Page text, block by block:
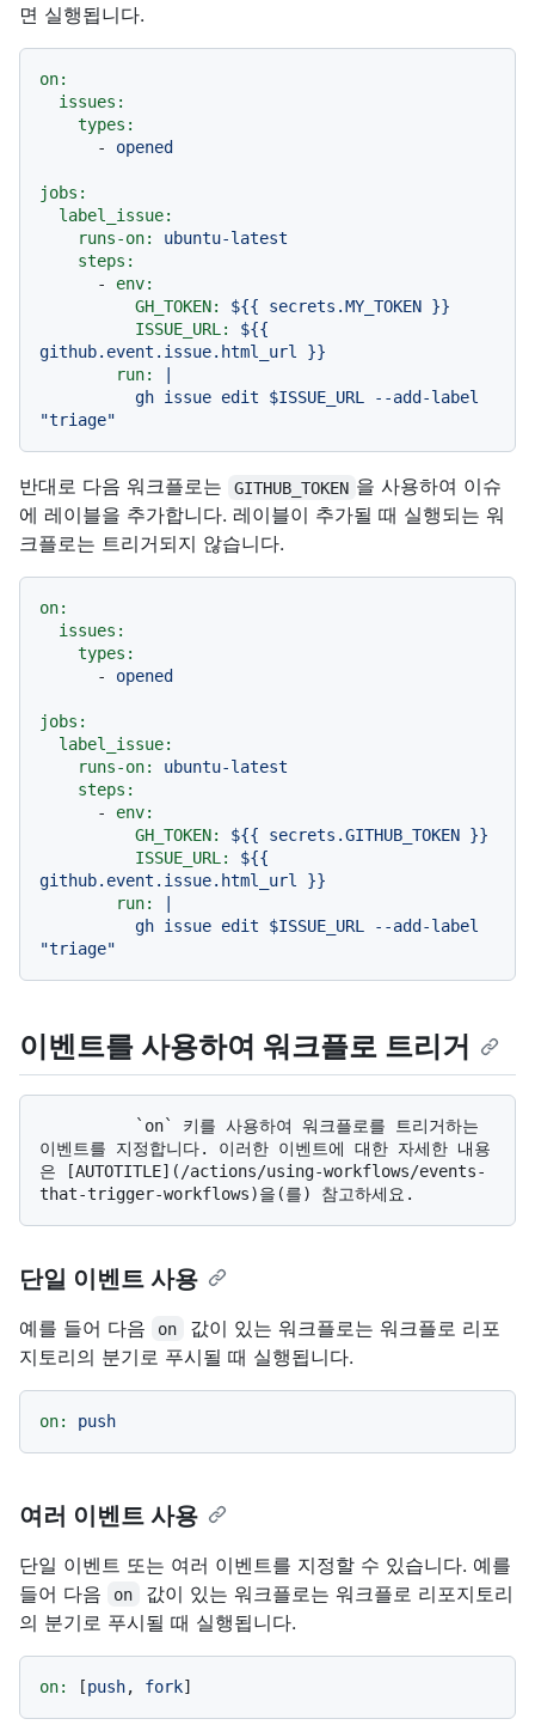
면 실행됩니다.
on:
issues:
types:
-
opened
jobs:
label_issue:
runs-on:
ubuntu-latest
steps:
-
env:
GH_TOKEN:
${{ secrets.MY_TOKEN }}
ISSUE_URL:
${{
github.event.issue.html_url
}}
run:
반대로 다음 워크플로는 GITHUB_TOKEN 을 사용하여 이슈
에 레이블을 추가합니다. 레이블이 추가될 때 실행되는 워
크플로는 트리거되지 않습니다.
on:
issues:
types:
-
opened
jobs:
label_issue:
runs-on:
ubuntu-latest
steps:
-
env:
GH_TOKEN:
${{ secrets.GITHUB_TOKEN }}
ISSUE_URL:
${{
github.event.issue.html_url
}}
run:
이벤트를 사용하여 워크플로 트리거
이벤트를 지정합니다. 이러한 이벤트에 대한 자세한 내용
은 [AUTOTITLE](/actions/using-workflows/events-
단일 이벤트 사용
예를 들어 다음 on
값이 있는 워크플로는 워크플로 리포
지토리의 분기로 푸시될 때 실행됩니다.
on: push
여러 이벤트 사용
단일 이벤트 또는 여러 이벤트를 지정할 수 있습니다. 예를
들어 다음
on
값이 있는 워크플로는 워크플로 리포지토리
의 분기로 푸시될 때 실행됩니다.
on: [push, fork